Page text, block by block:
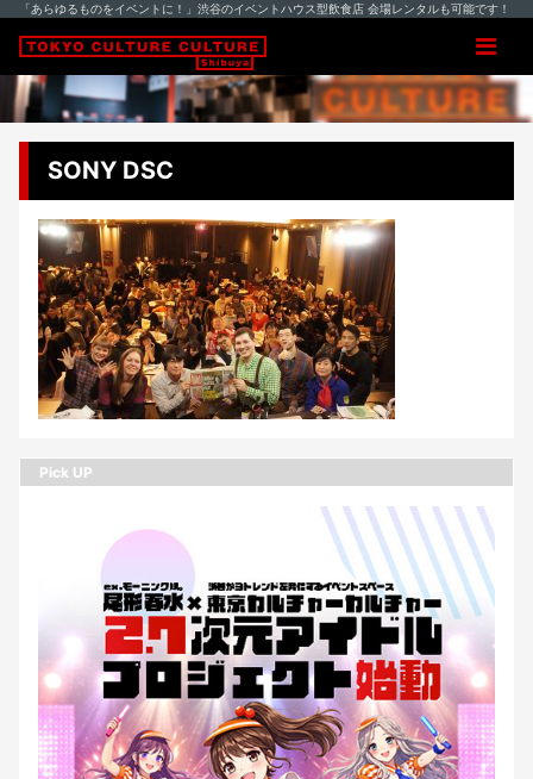
「あらゆるものをイベントに！」渋谷のイベントハウス型飲食店 会場レンタルも可能です！
SONY DSC
Pick UP